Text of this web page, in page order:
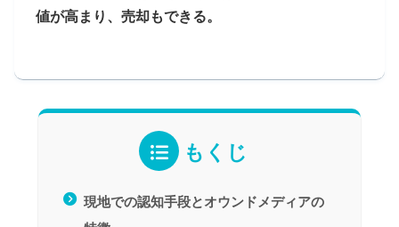
値が高まり、売却もできる。
もくじ
現地での認知手段とオウンドメディアの